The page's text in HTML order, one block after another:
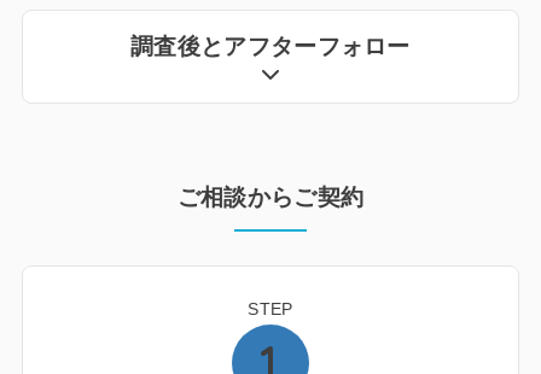
調査後とアフターフォロー
ご相談からご契約
STEP